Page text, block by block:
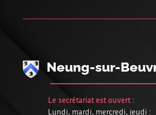
Neung-sur-
Le secrétariat est ouvert :
Lundi, mardi, mercredi, jeudi :